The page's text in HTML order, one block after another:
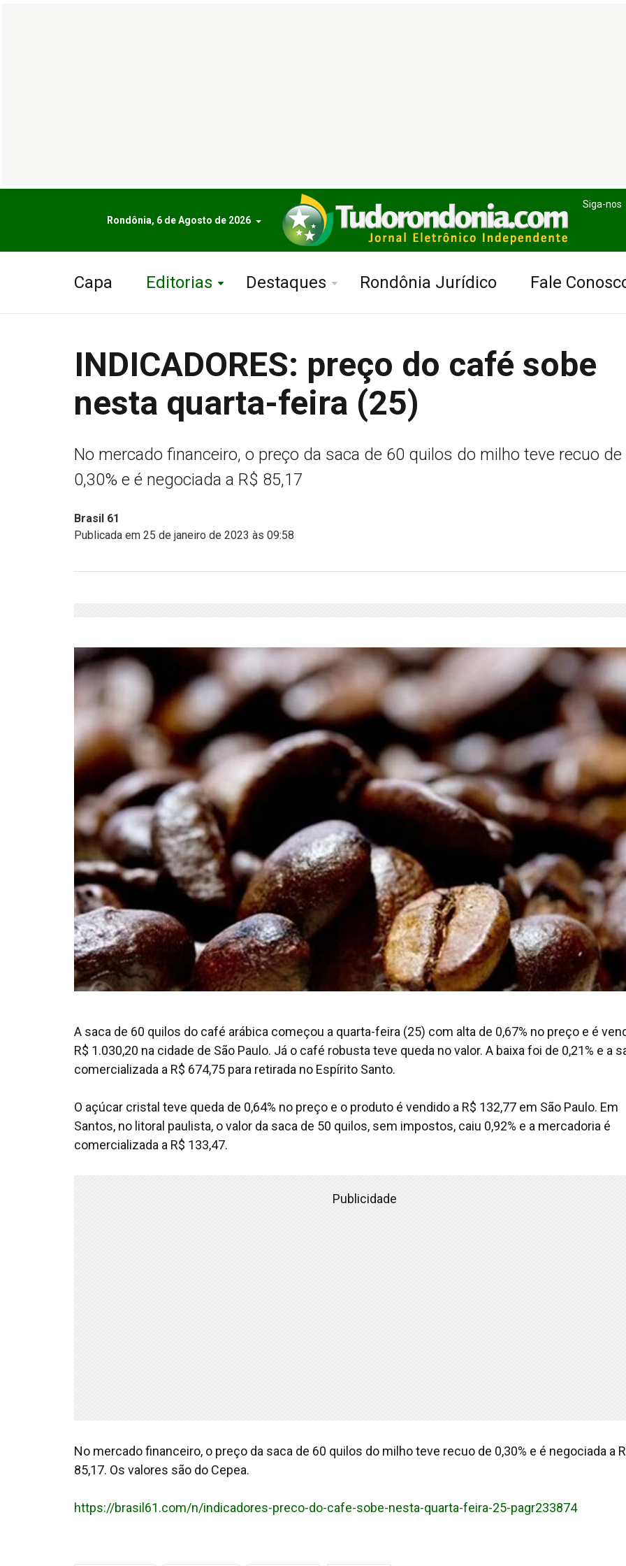
Rondônia, 6 de Agosto de 2026
Siga-nos
Capa Editorias Destaques Rondônia Jurídico Fale
INDICADORES: preço do café sobe
nesta quarta-feira (25)
No mercado financeiro, o preço da saca de 60 quilos do milho teve recuo de
0,30% e é negociada a R$ 85,17
Brasil 61
Publicada em 25 de janeiro de 2023 às 09:58
A saca de 60 quilos do café arábica começou a quarta-feira (25) com alta de 0,67% no preço e é
R$ 1.030,20 na cidade de São Paulo. Já o café robusta teve queda no valor. A baixa foi de 0,21% e a
comercializada a R$ 674,75 para retirada no Espírito Santo.
O açúcar cristal teve queda de 0,64% no preço e o produto é vendido a R$ 132,77 em São Paulo. Em
Santos, no litoral paulista, o valor da saca de 50 quilos, sem impostos, caiu 0,92% e a mercadoria é
comercializada a R$ 133,47.
Publicidade
No mercado financeiro, o preço da saca de 60 quilos do milho teve recuo de 0,30% e é negociada a
85,17. Os valores são do Cepea.
https://brasil61.com/n/indicadores-preco-do-cafe-sobe-nesta-quarta-feira-25-pagr233874